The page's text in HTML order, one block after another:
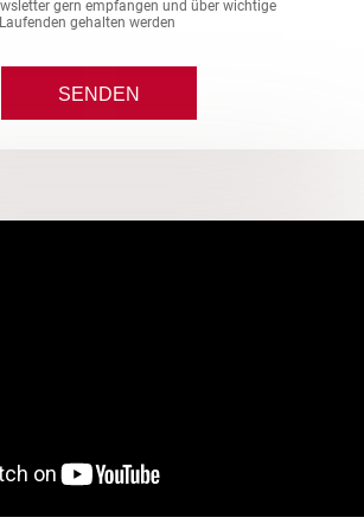
gern empfangen und über wichtige
gehalten werden